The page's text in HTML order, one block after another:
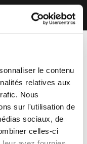
le contenu
relatives aux
Nous
sur l'utilisation de
sociaux, de
celles-ci